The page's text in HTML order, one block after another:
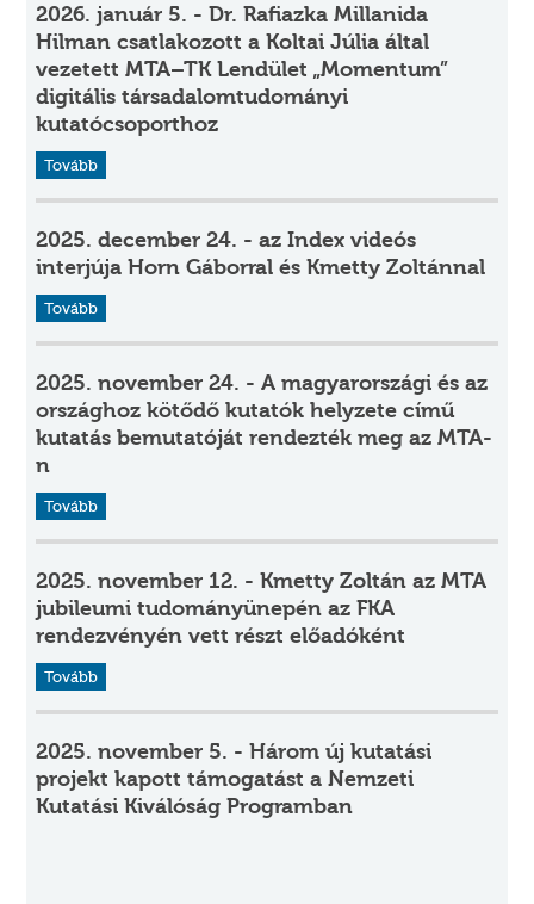
2026. január 5. - Dr. Rafiazka Millanida
Hilman csatlakozott a Koltai Júlia által
vezetett MTA–TK Lendület „Momentum”
digitális társadalomtudományi
kutatócsoporthoz
Tovább
2025. december 24. - az Index videós
interjúja Horn Gáborral és Kmetty Zoltánnal
Tovább
2025. november 24. - A magyarországi és az
országhoz kötődő kutatók helyzete című
kutatás bemutatóját rendezték meg az MTA-
n
Tovább
2025. november 12. - Kmetty Zoltán az MTA
jubileumi tudományünepén az FKA
rendezvényén vett részt előadóként
Tovább
2025. november 5. - Három új kutatási
projekt kapott támogatást a Nemzeti
Kutatási Kiválóság Programban